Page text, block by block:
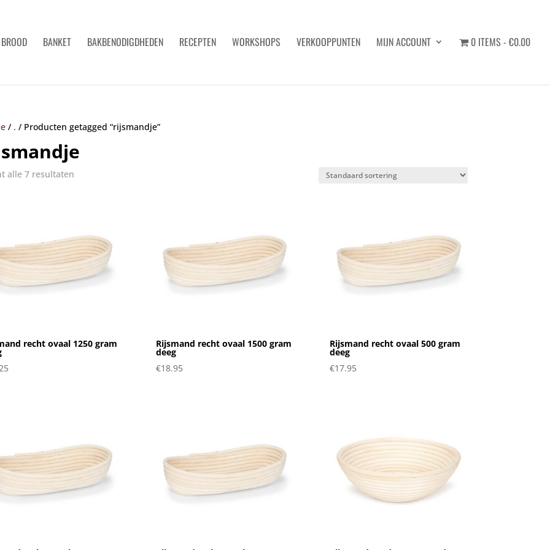
BROOD BANKET BAKBENODIGDHEDEN RECEPTEN WORKSHOPS VERKOOPPUNTEN MIJN ACCOUNT 0 ITEMS €0.00
/ . / Producten getagged “rijsmandje”
alle 7 resultaten
recht ovaal 1250 gram Rijsmand recht ovaal 1500 gram
deeg
€18.95
Rijsmand recht ovaal 500 gram
deeg
€17.95